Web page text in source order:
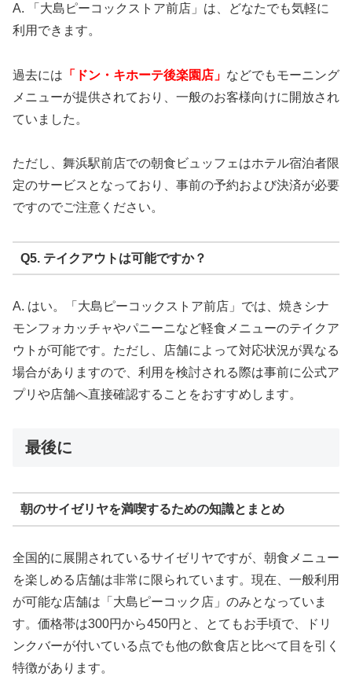
A. 「大島ピーコックストア前店」は、どなたでも気軽に
利用できます。
過去には 「ドン・キホーテ後楽園店」 などでもモーニング
メニューが提供されており、一般のお客様向けに開放され
ていました。
ただし、舞浜駅前店での朝食ビュッフェはホテル宿泊者限
定のサービスとなっており、事前の予約および決済が必要
ですのでご注意ください。
Q5. テイクアウトは可能ですか？
A. はい。「大島ピーコックストア前店」では、焼きシナ
モンフォカッチャやパニーニなど軽食メニューのテイクア
ウトが可能です。ただし、店舗によって対応状況が異なる
場合がありますので、利用を検討される際は事前に公式ア
プリや店舗へ直接確認することをおすすめします。
最後に
朝のサイゼリヤを満喫するための知識とまとめ
全国的に展開されているサイゼリヤですが、朝食メニュー
を楽しめる店舗は非常に限られています。現在、一般利用
が可能な店舗は「大島ピーコック店」のみとなっていま
す。価格帯は300円から450円と、とてもお手頃で、ドリ
ンクバーが付いている点でも他の飲食店と比べて目を引く
特徴があります。